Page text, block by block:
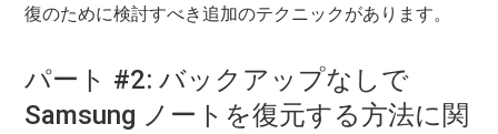
復のために検討すべき追加のテクニックがあります。
パート #2: バックアップなしで
Samsung ノートを復元する方法に関